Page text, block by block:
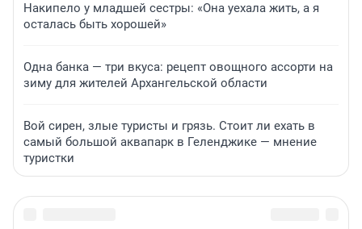
Накипело у младшей сестры: «Она уехала жить, а я
осталась быть хорошей»
Одна банка — три вкуса: рецепт овощного ассорти на
зиму для жителей Архангельской области
Вой сирен, злые туристы и грязь. Стоит ли ехать в
самый большой аквапарк в Геленджике — мнение
туристки